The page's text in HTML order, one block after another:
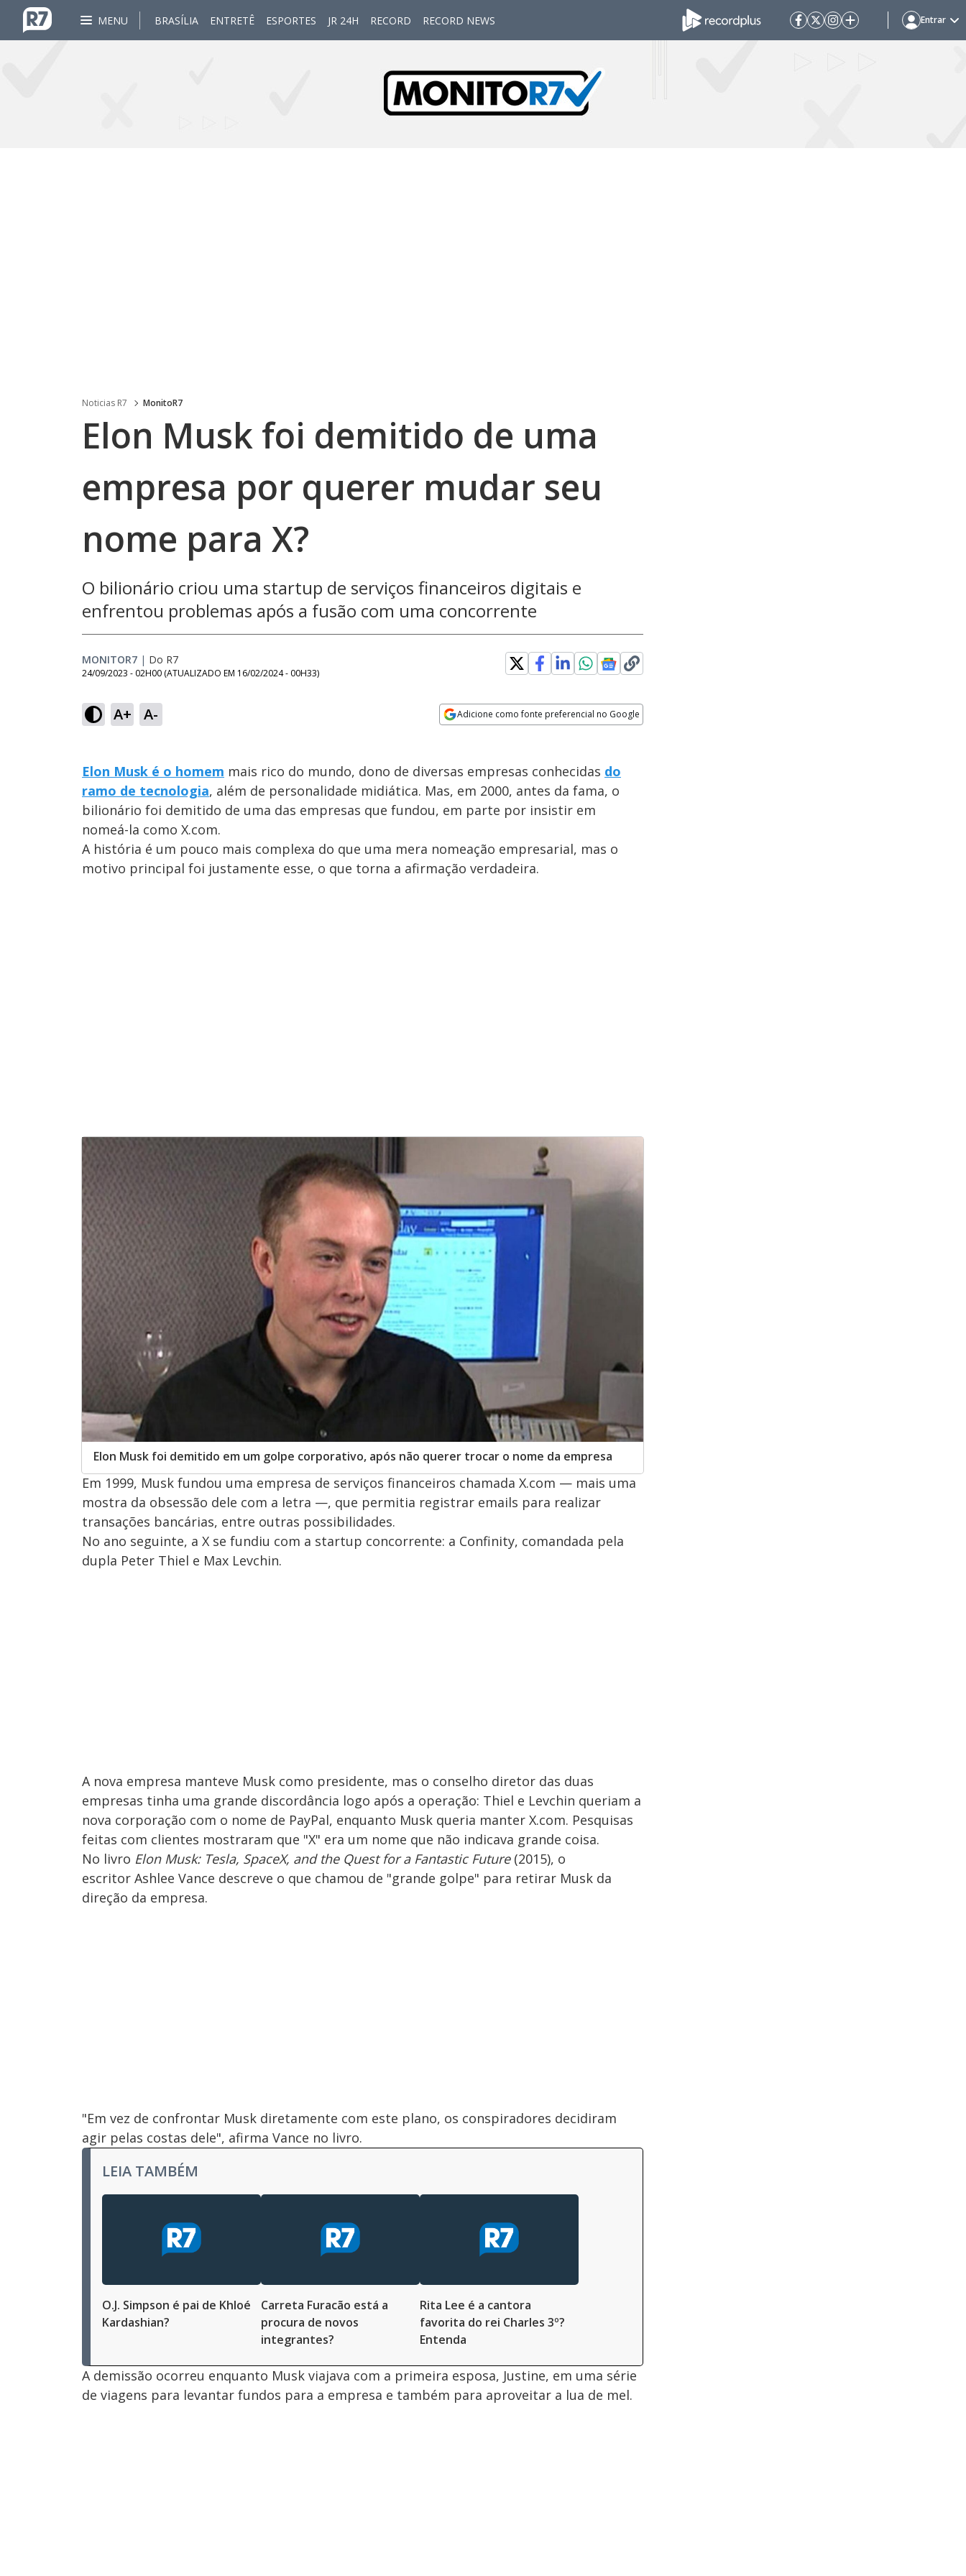
MENU BRASÍLIA ENTRETÊ ESPORTES JR 24H RECORD RECORD NEWS Entrar
Noticias R7 MonitoR7
Elon Musk foi demitido de uma
empresa por querer mudar seu
nome para X?
O bilionário criou uma startup de serviços financeiros digitais e
enfrentou problemas após a fusão com uma concorrente
MONITOR7 | Do R7
24/09/2023 - 02H00 (ATUALIZADO EM 16/02/2024 - 00H33)
A+ A- Adicione como fonte preferencial no Google
Elon Musk é o homem mais rico do mundo, dono de diversas empresas conhecidas do
ramo de tecnologia, além de personalidade midiática. Mas, em 2000, antes da fama, o
bilionário foi demitido de uma das empresas que fundou, em parte por insistir em
nomeá-la como X.com.
A história é um pouco mais complexa do que uma mera nomeação empresarial, mas o
motivo principal foi justamente esse, o que torna a afirmação verdadeira.
Elon Musk foi demitido em um golpe corporativo, após não querer trocar o nome da empresa
Em 1999, Musk fundou uma empresa de serviços financeiros chamada X.com — mais uma
mostra da obsessão dele com a letra —, que permitia registrar emails para realizar
transações bancárias, entre outras possibilidades.
No ano seguinte, a X se fundiu com a startup concorrente: a Confinity, comandada pela
dupla Peter Thiel e Max Levchin.
A nova empresa manteve Musk como presidente, mas o conselho diretor das duas
empresas tinha uma grande discordância logo após a operação: Thiel e Levchin queriam a
nova corporação com o nome de PayPal, enquanto Musk queria manter X.com. Pesquisas
feitas com clientes mostraram que "X" era um nome que não indicava grande coisa.
No livro Elon Musk: Tesla, SpaceX, and the Quest for a Fantastic Future(2015), o
escritor Ashlee Vance descreve o que chamou de "grande golpe" para retirar Musk da
direção da empresa.
"Em vez de confrontar Musk diretamente com este plano, os conspiradores decidiram
agir pelas costas dele", afirma Vance no livro.
LEIA TAMBÉM
O.J. Simpson é pai de Khloé
Kardashian?
Carreta Furacão está a
procura de novos
integrantes?
Rita Lee é a cantora
favorita do rei Charles 3º?
Entenda
A demissão ocorreu enquanto Musk viajava com a primeira esposa, Justine, em uma série
de viagens para levantar fundos para a empresa e também para aproveitar a lua de mel.